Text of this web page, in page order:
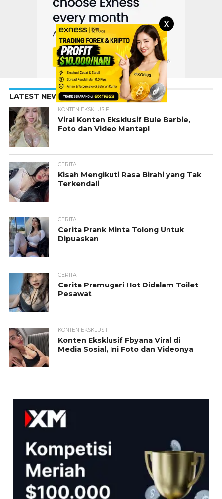
X
LATEST NEWS
KONTEN EKSKLUSIF
Viral Konten Eksklusif Bule Barbie,
Foto dan Video Mantap!
CERITA
Kisah Mengikuti Rasa Birahi yang Tak
Terkendali
CERITA
Cerita Prank Minta Tolong Untuk
Dipuaskan
CERITA
Cerita Pramugari Hot Didalam Toilet
Pesawat
KONTEN EKSKLUSIF
Konten Eksklusif Fbyana Viral di
Media Sosial, Ini Foto dan Videonya